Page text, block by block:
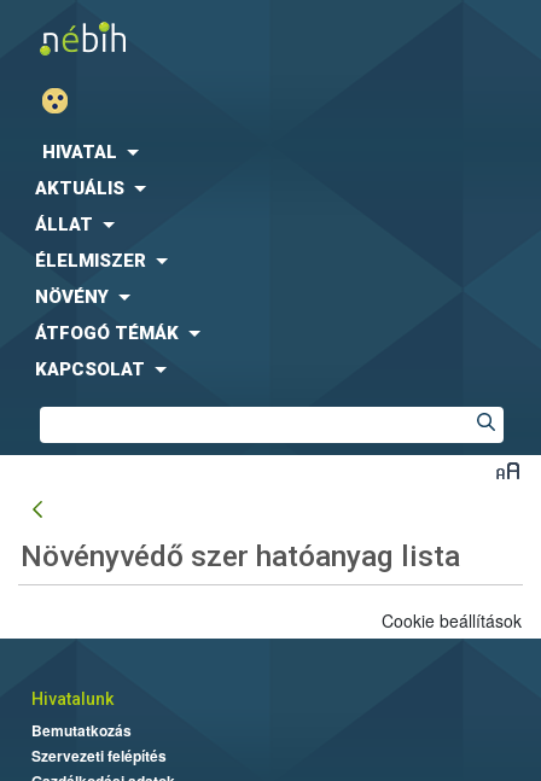
HIVATAL
AKTUÁLIS
ÁLLAT
ÉLELMISZER
NÖVÉNY
ÁTFOGÓ TÉMÁK
KAPCSOLAT
Növényvédő szer hatóanyag lista
Cookie beállítások
Hivatalunk
Bemutatkozás
Szervezeti felépítés